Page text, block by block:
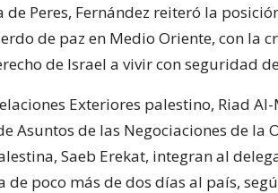
de Peres, Fernández reiteró la
de paz en Medio Oriente, con la
de Israel a vivir con seguridad
Exteriores palestino, Riad
Asuntos de las Negociaciones de la
Saeb Erekat, integran al
de poco más de dos días al país,